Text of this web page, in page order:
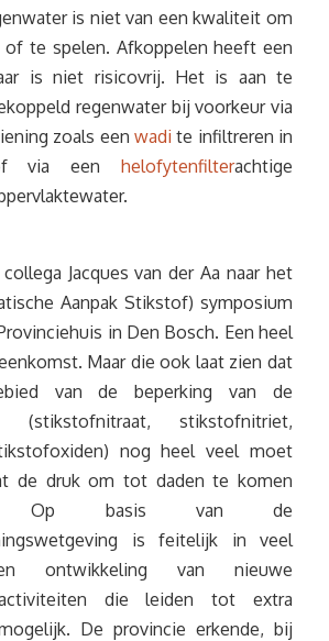
is niet van een kwaliteit om
te spelen. Afkoppelen heeft een
is niet risicovrij. Het is aan te
regenwater bij voorkeur via
zoals een wadi te infiltreren in
via een helofytenfilterachtige
Jacques van der Aa naar het
Aanpak Stikstof) symposium
in Den Bosch. Een heel
Maar die ook laat zien dat
van de beperking van de
(stikstofnitraat, stikstofnitriet,
nog heel veel moet
de druk om tot daden te komen
Op basis van de
is feitelijk in veel
ontwikkeling van nieuwe
die leiden tot extra
De provincie erkende, bij